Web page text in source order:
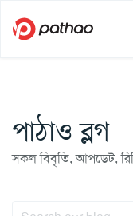
পাঠাও ব্লগ
সকল বিবৃতি, আপডেট,